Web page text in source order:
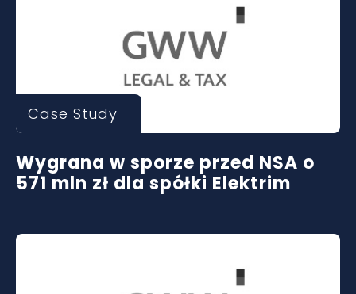
Case Study
Wygrana w sporze przed NSA o
571 mln zł dla spółki Elektrim